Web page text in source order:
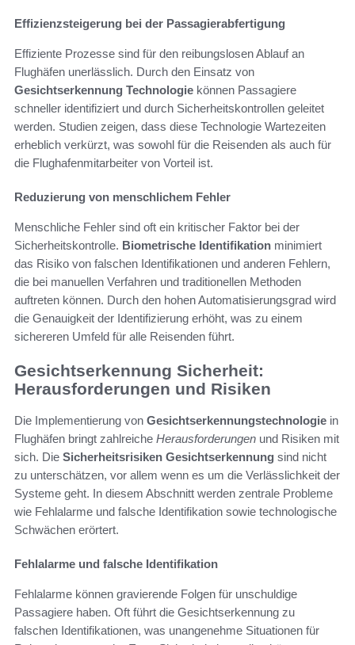
Effizienzsteigerung bei der Passagierabfertigung
Effiziente Prozesse sind für den reibungslosen Ablauf an
Flughäfen unerlässlich. Durch den Einsatz von
Gesichtserkennung Technologie können Passagiere
schneller identifiziert und durch Sicherheitskontrollen geleitet
werden. Studien zeigen, dass diese Technologie Wartezeiten
erheblich verkürzt, was sowohl für die Reisenden als auch für
die Flughafenmitarbeiter von Vorteil ist.
Reduzierung von menschlichem Fehler
Menschliche Fehler sind oft ein kritischer Faktor bei der
Sicherheitskontrolle. Biometrische Identifikation minimiert
das Risiko von falschen Identifikationen und anderen Fehlern,
die bei manuellen Verfahren und traditionellen Methoden
auftreten können. Durch den hohen Automatisierungsgrad wird
die Genauigkeit der Identifizierung erhöht, was zu einem
sichereren Umfeld für alle Reisenden führt.
Gesichtserkennung Sicherheit:
Herausforderungen und Risiken
Die Implementierung von Gesichtserkennungstechnologie in
Flughäfen bringt zahlreiche Herausforderungen und Risiken mit
sich. Die Sicherheitsrisiken Gesichtserkennung sind nicht
zu unterschätzen, vor allem wenn es um die Verlässlichkeit der
Systeme geht. In diesem Abschnitt werden zentrale Probleme
wie Fehlalarme und falsche Identifikation sowie technologische
Schwächen erörtert.
Fehlalarme und falsche Identifikation
Fehlalarme können gravierende Folgen für unschuldige
Passagiere haben. Oft führt die Gesichtserkennung zu
falschen Identifikationen, was unangenehme Situationen für